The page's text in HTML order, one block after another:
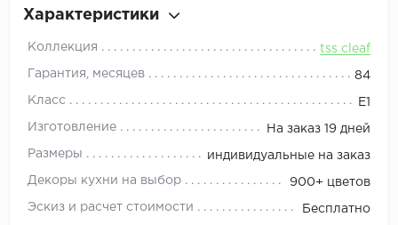
Характеристики
Коллекция tss cleaf
Гарантия, месяцев 84
Класс E1
Изготовление На заказ 19 дней
Размеры индивидуальные на заказ
Декоры кухни на выбор 900+ цветов
Эскиз и расчет стоимости Бесплатно